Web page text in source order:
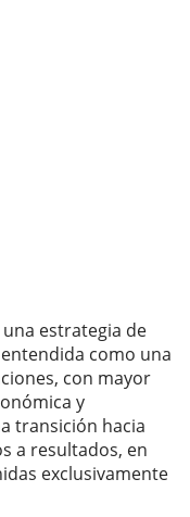
estrategia de
como una
con mayor
y
transición hacia
a resultados, en
exclusivamente